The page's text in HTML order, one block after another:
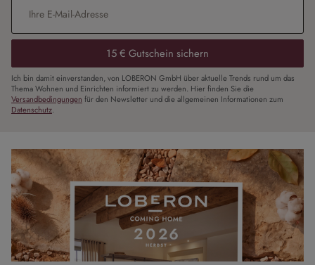
15 € Gutschein sichern
Ich bin damit einverstanden, von LOBERON GmbH über aktuelle Trends rund um das
Thema Wohnen und Einrichten informiert zu werden. Hier finden Sie die
Versandbedingungen für den Newsletter und die allgemeinen Informationen zum
Datenschutz.